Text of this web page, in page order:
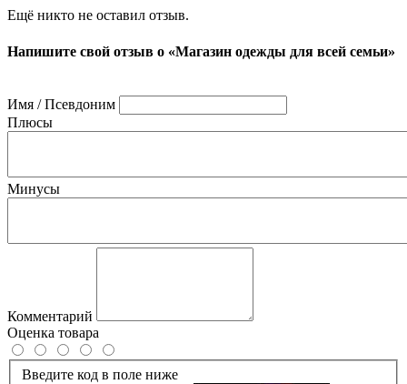
Ещё никто не оставил отзыв.
Напишите свой отзыв о «Магазин одежды для всей семьи»
Имя / Псевдоним
Плюсы
Минусы
Комментарий
Оценка товара
Введите код в поле ниже